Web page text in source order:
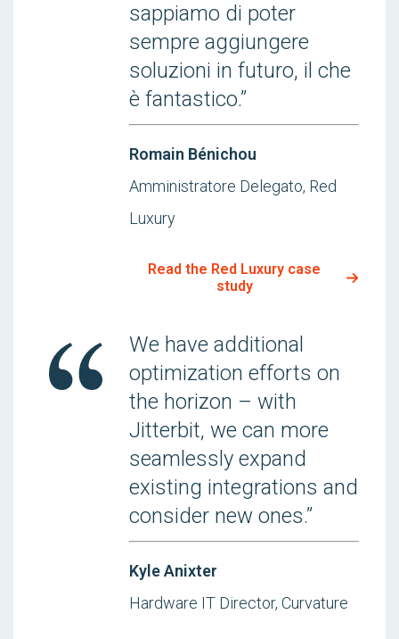
sappiamo di poter
sempre aggiungere
soluzioni in futuro, il che
è fantastico.”
Romain Bénichou
Amministratore Delegato, Red
Luxury
Read the Red Luxury case
study
We have additional
optimization efforts on
the horizon – with
Jitterbit, we can more
seamlessly expand
existing integrations and
consider new ones.”
Kyle Anixter
Hardware IT Director, Curvature